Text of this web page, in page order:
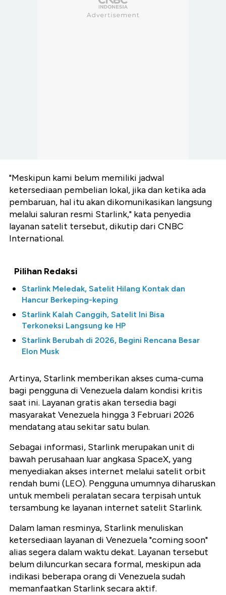
"Meskipun kami belum memiliki jadwal
ketersediaan pembelian lokal, jika dan ketika ada
pembaruan, hal itu akan dikomunikasikan langsung
melalui saluran resmi Starlink," kata penyedia
layanan satelit tersebut, dikutip dari CNBC
International.
Pilihan Redaksi
Starlink Meledak, Satelit Hilang Kontak dan
Hancur Berkeping-keping
Starlink Kalah Canggih, Satelit Ini Bisa
Terkoneksi Langsung ke HP
Starlink Berubah di 2026, Begini Rencana Besar
Elon Musk
Artinya, Starlink memberikan akses cuma-cuma
bagi pengguna di Venezuela dalam kondisi kritis
saat ini. Layanan gratis akan tersedia bagi
masyarakat Venezuela hingga 3 Februari 2026
mendatang atau sekitar satu bulan.
Sebagai informasi, Starlink merupakan unit di
bawah perusahaan luar angkasa SpaceX, yang
menyediakan akses internet melalui satelit orbit
rendah bumi (LEO). Pengguna umumnya diharuskan
untuk membeli peralatan secara terpisah untuk
tersambung ke layanan internet satelit Starlink.
Dalam laman resminya, Starlink menuliskan
ketersediaan layanan di Venezuela "coming soon"
alias segera dalam waktu dekat. Layanan tersebut
belum diluncurkan secara formal, meskipun ada
indikasi beberapa orang di Venezuela sudah
memanfaatkan Starlink secara aktif.